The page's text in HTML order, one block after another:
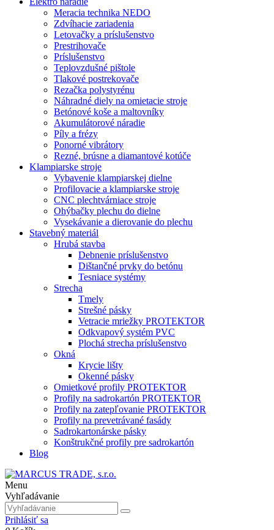
Meracia technika NEDO
Zdvíhacie zariadenia
Letovačky a príslušenstvo
Prestrihovače
Príslušenstvo
Teplovzdušné pištole
Tlakové postrekovače
Rezačka polystyrénu
Náhradné diely na omietacie stroje
Betónové koše a maltovníky
Akumulátorové náradie
Píly a frézy
Ponorné vibrátory
Rezné, brúsne a diamantové kotúče
Klampiarske stroje
Vybavenie klampiarskej dielne
Profilovacie a klampiarske stroje
CNC plechtvárniace stroje
Ohýbačky plechu do dielne
Vysekávanie a dierovanie do plechu
Stavebný materiál
Hrubá stavba
Debnenie príslušenstvo
Dištančné prvky do betónu
Tesniace systémy
Strecha
Tmely
Strešné pásky
Vetracie mriežky PROTEKTOR
Odkvapový systém PVC
Plochá strecha príslušenstvo
Okná
Krycie lišty
Okenné pásky
Omietkové profily PROTEKTOR
Profily na sadrokartón PROTEKTOR
Profily na zatepľovanie PROTEKTOR
Profily na prevetrávané fasády
Sadrokartonárske pásky
Konštrukčné profily pre sadrokartón
Blog
Menu
Vyhľadávanie
Prihlásiť sa